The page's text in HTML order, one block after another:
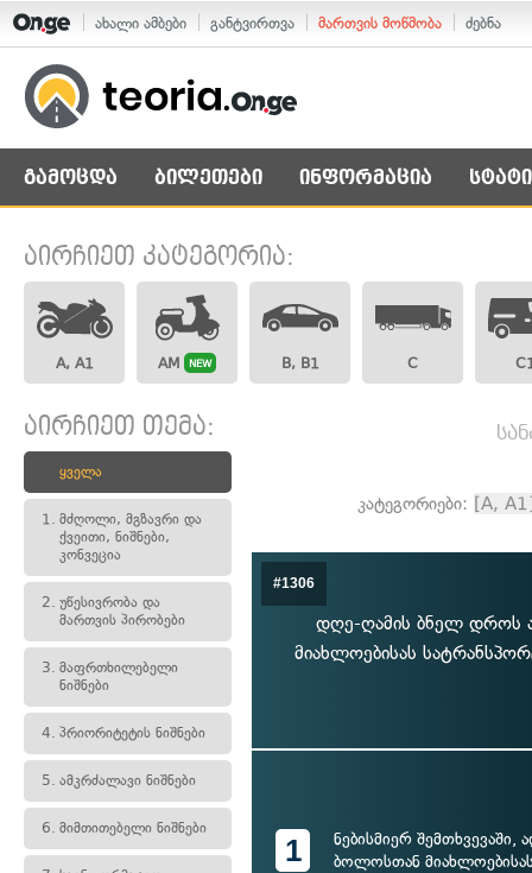
ახალი ამბები განტვირთვა მართვის მოწმობა ძებნა
გამოცდა ბილეთები ინფორმაცია
აირჩიეთ კატეგორია:
A, A1 AM NEW B, B1 C
აირჩიეთ თემა:
ყველა
1. მძღოლი, მგზავრი და
ქვეითი, ნიშნები,
კონვეცია
2. უწესივრობა და
მართვის პირობები
3. მაფრთხილებელი
ნიშნები
4. პრიორიტეტის ნიშნები
5. ამკრძალავი ნიშნები
6. მიმთითებელი ნიშნები
კატეგორიები: [A,
#1306
დღე-ღამის ბნელ დროს
მიახლოებისას
1
ნებისმიერ შემთხვევაში,
ბოლოსთან